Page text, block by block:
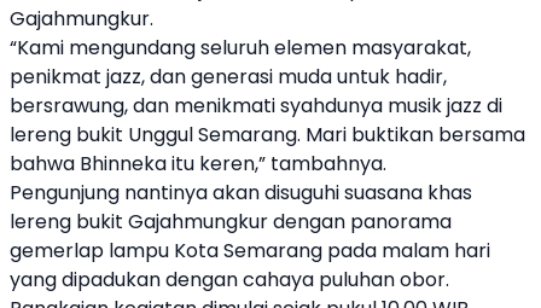
Gajahmungkur.
“Kami mengundang seluruh elemen masyarakat,
penikmat jazz, dan generasi muda untuk hadir,
bersrawung, dan menikmati syahdunya musik jazz di
lereng bukit Unggul Semarang. Mari buktikan bersama
bahwa Bhinneka itu keren,” tambahnya.
Pengunjung nantinya akan disuguhi suasana khas
lereng bukit Gajahmungkur dengan panorama
gemerlap lampu Kota Semarang pada malam hari
yang dipadukan dengan cahaya puluhan obor.